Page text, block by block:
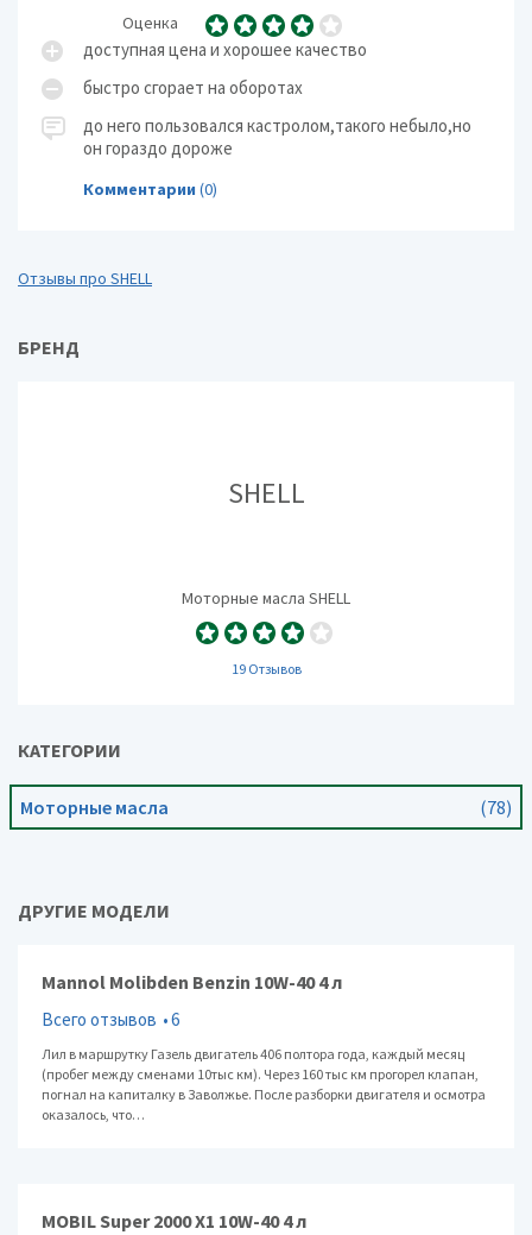
Оценка
доступная цена и хорошее качество
быстро сгорает на оборотах
до него пользовался кастролом,такого небыло,но
он гораздо дороже
Комментарии (0)
Отзывы про SHELL
БРЕНД
SHELL
Моторные масла SHELL
19 Отзывов
КАТЕГОРИИ
Моторные масла (78)
ДРУГИЕ МОДЕЛИ
Mannol Molibden Benzin 10W-40 4 л
Всего отзывов 6
Лил в маршрутку Газель двигатель 406 полтора года, каждый месяц
(пробег между сменами 10тыс км). Через 160 тыс км прогорел клапан,
погнал на капиталку в Заволжье. После разборки двигателя и осмотра
оказалось, что…
MOBIL Super 2000 X1 10W-40 4 л